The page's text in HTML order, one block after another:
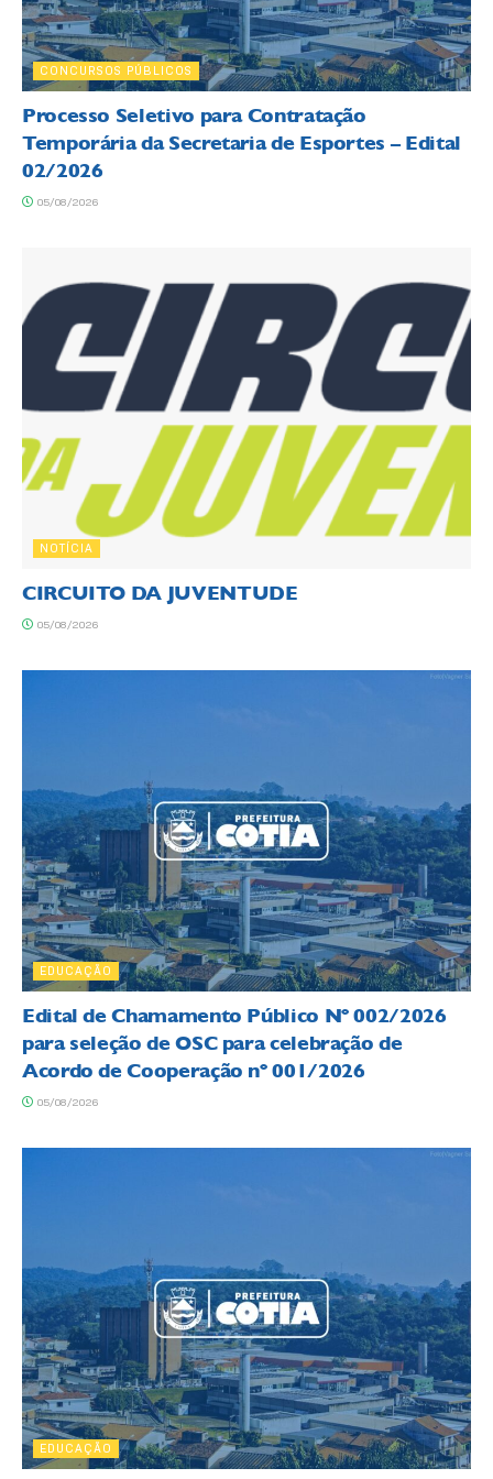
CONCURSOS PÚBLICOS
Processo Seletivo para Contratação
Temporária da Secretaria de Esportes – Edital
02/2026
05/08/2026
NOTÍCIA
CIRCUITO DA JUVENTUDE
05/08/2026
EDUCAÇÃO
Edital de Chamamento Público Nº 002/2026
para seleção de OSC para celebração de
Acordo de Cooperação nº 001/2026
05/08/2026
EDUCAÇÃO